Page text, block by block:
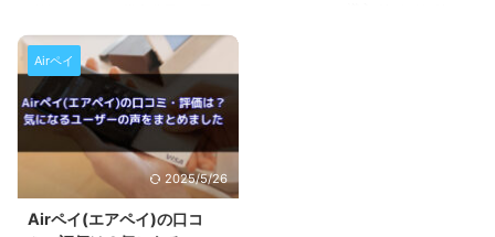
数料が安い 決済手段 ...
ら可能 Airペイ（エアペイ）の導
入に最低限必要な機器は の2つで
すが、Airペイでは「0円スタート
キャンペーン」でカードリーダー
をレンタルすることができます。
エアペイ導入に必要な機器 カー
ドリーダー Airペイカードリーダ
ーは、クレジットカード決済（磁
電子マネーの決済を行う時に必要
Airペイ
2025/5/26
Airペイ(エアペイ)の口コ